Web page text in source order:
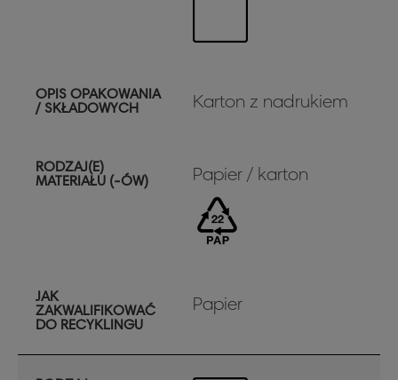
OPIS OPAKOWANIA
/ SKŁADOWYCH
Karton z nadrukiem
RODZAJ(E)
MATERIAŁU (-ÓW)
Papier / karton
JAK
ZAKWALIFIKOWAĆ
DO RECYKLINGU
Papier